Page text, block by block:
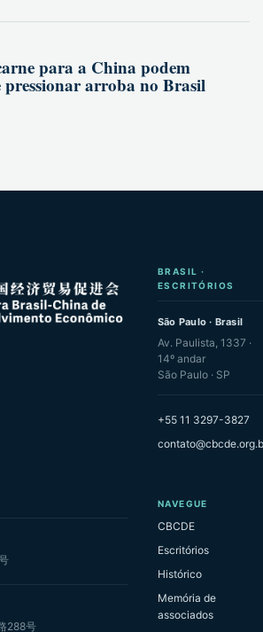
para a China podem
pressionar arroba no Brasil
BRASIL ·
ESCRITÓRIOS
São Paulo · Brasil
Av. Paulista, 1337 ·
14º andar
São Paulo · SP
+55 11 3297-3827
288号
NAVEGUE
CBCDE
Escritórios
Histórico
Memória de
associados